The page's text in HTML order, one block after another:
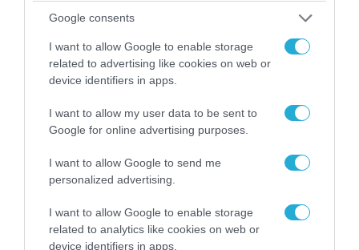
Google consents
I want to allow Google to enable storage
related to advertising like cookies on web or
device identifiers in apps.
I want to allow my user data to be sent to
Google for online advertising purposes.
I want to allow Google to send me
personalized advertising.
I want to allow Google to enable storage
related to analytics like cookies on web or
device identifiers in apps.
07.08.2026 | 20:02
Κωνσταντίνο Ζούλα από τον ΣΚΑΪ – Ο λόγος της
απομάκρυνσής του